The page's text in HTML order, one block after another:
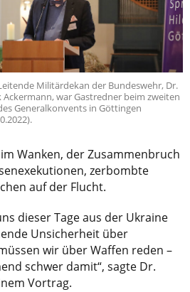
Militärdekan der Bundeswehr, Dr.
Ackermann, war Gastredner beim zweiten
Generalkonvents in Göttingen
Wanken, der Zusammenbruch
zerbombte
auf der Flucht.
dieser Tage aus der Ukraine
Unsicherheit über
wir über Waffen reden –
schwer damit“, sagte Dr.
Vortrag.